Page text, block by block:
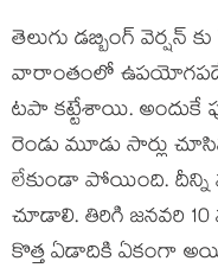
తెలుగు డబ్బింగ్ వెర్షన్
వారాంతంలో
టపా కట్టేశాయి. అందుకే
రెండు మూడు సార్లు
లేకుండా పోయింది. దీన్ని
చూడాలి. తిరిగి జనవరి 10
కొత్త ఏడాదికి ఏకంగా